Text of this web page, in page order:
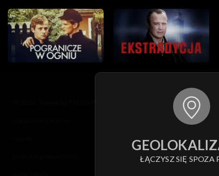
ŁĄCZYSZ SIĘ SPOZA